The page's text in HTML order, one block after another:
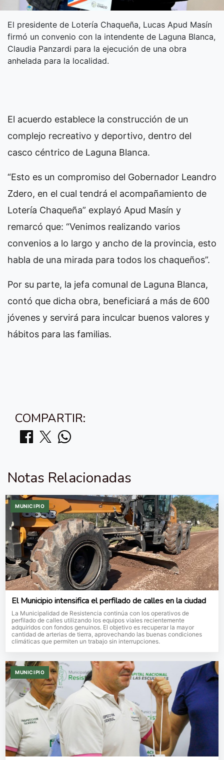
El presidente de Lotería Chaqueña, Lucas Apud Masín
firmó un convenio con la intendente de Laguna Blanca,
Claudia Panzardi para la ejecución de una obra
anhelada para la localidad.
El acuerdo establece la construcción de un
complejo recreativo y deportivo, dentro del
casco céntrico de Laguna Blanca.
“Esto es un compromiso del Gobernador Leandro
Zdero, en el cual tendrá el acompañamiento de
Lotería Chaqueña” explayó Apud Masín y
remarcó que: “Venimos realizando varios
convenios a lo largo y ancho de la provincia, esto
habla de una mirada para todos los chaqueños”.
Por su parte, la jefa comunal de Laguna Blanca,
contó que dicha obra, beneficiará a más de 600
jóvenes y servirá para inculcar buenos valores y
hábitos para las familias.
COMPARTIR:
Notas Relacionadas
MUNICIPIO
El Municipio intensifica el perfilado de calles en la ciudad
La Municipalidad de Resistencia continúa con los operativos de
perfilado de calles utilizando los equipos viales recientemente
adquiridos con fondos genuinos. El objetivo es recuperar la mayor
cantidad de arterias de tierra, aprovechando las buenas condiciones
climáticas que permiten un trabajo sin interrupciones.
MUNICIPIO